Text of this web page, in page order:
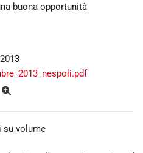
buona opportunità
su volume